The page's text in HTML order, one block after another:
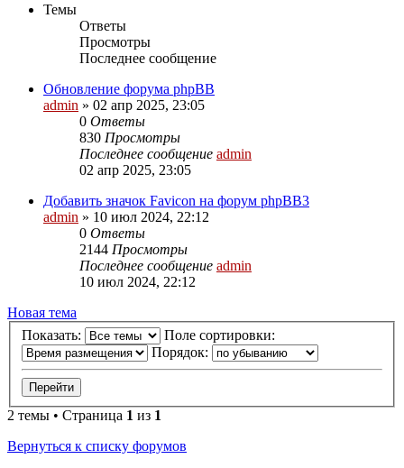
Темы
Ответы
Просмотры
Последнее сообщение
Обновление форума phpBB
admin » 02 апр 2025, 23:05
0 Ответы
830 Просмотры
Последнее сообщение admin
02 апр 2025, 23:05
Добавить значок Favicon на форум phpBB3
admin » 10 июл 2024, 22:12
0 Ответы
2144 Просмотры
Последнее сообщение admin
10 июл 2024, 22:12
Новая тема
Показать:
Поле сортировки:
Порядок:
2 темы • Страница 1 из 1
Вернуться к списку форумов